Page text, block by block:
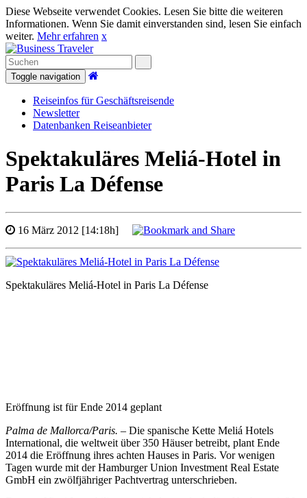
Diese Webseite verwendet Cookies. Lesen Sie bitte die weiteren
Informationen. Wenn Sie damit einverstanden sind, lesen Sie einfach
weiter. Mehr erfahren x
Toggle navigation
Reiseinfos für Geschäftsreisende
Newsletter
Datenbanken Reiseanbieter
Spektakuläres Meliá-Hotel in
Paris La Défense
16 März 2012 [14:18h]
Spektakuläres Meliá-Hotel in Paris La Défense
Eröffnung ist für Ende 2014 geplant
Palma de Mallorca/Paris. – Die spanische Kette Meliá Hotels
International, die welt­weit über 350 Häu­ser betreibt, plant Ende
2014 die Eröff­nung ihres achten Hauses in Paris. Vor wenigen
Tagen wurde mit der Hamburger Union Investment Real Estate
GmbH ein zwölfjähriger Pachtvertrag unter­schrieben.